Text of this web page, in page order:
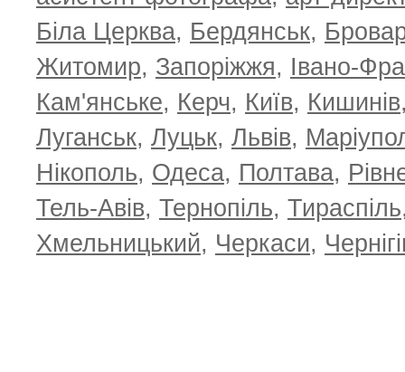
Біла Церква, Бердянськ,
Житомир, Запоріжжя, Івано-
Кам'янське, Керч, Київ, Кишинів
Луганськ, Луцьк, Львів,
Нікополь, Одеса, Полтава,
Тель-Авів, Тернопіль, Тираспіль
Хмельницький, Черкаси,